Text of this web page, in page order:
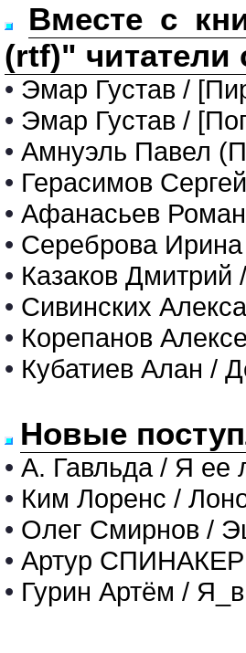
Вместе с
(rtf)" читатели
• Эмар Густав /
• Эмар Густав /
• Амнуэль Павел
• Герасимов
• Афанасьев
• Сереброва
• Казаков Дмитрий
• Сивинских
• Корепанов
• Кубатиев Алан /
Новые
• А. Гавльда / Я ее
• Ким Лоренс /
• Олег Смирнов /
• Артур
• Гурин Артём /